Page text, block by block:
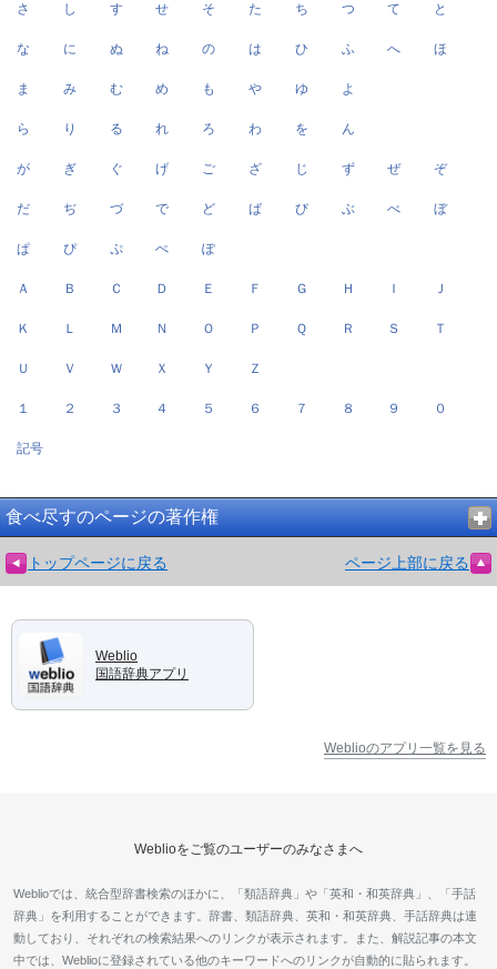
さ し す せ そ た ち つ て と
な に ぬ ね の は ひ ふ へ ほ
ま み む め も や ゆ よ
ら り る れ ろ わ を ん
が ぎ ぐ げ ご ざ じ ず ぜ ぞ
だ ぢ づ で ど ば び ぶ べ ぼ
ぱ ぴ ぷ ぺ ぽ
Ａ Ｂ Ｃ Ｄ Ｅ Ｆ Ｇ Ｈ Ｉ Ｊ
Ｋ Ｌ Ｍ Ｎ Ｏ Ｐ Ｑ Ｒ Ｓ Ｔ
Ｕ Ｖ Ｗ Ｘ Ｙ Ｚ
１ ２ ３ ４ ５ ６ ７ ８ ９ ０
記号
食べ尽すのページの著作権
トップページに戻る ページ上部に戻る
Weblio
国語辞典アプリ
Weblioのアプリ一覧を見る
Weblioをご覧のユーザーのみなさまへ
Weblioでは、統合型辞書検索のほかに、「類語辞典」や「英和・和英辞典」、「手話
辞典」を利用することができます。辞書、類語辞典、英和・和英辞典、手話辞典は連
動しており、それぞれの検索結果へのリンクが表示されます。また、解説記事の本文
中では、Weblioに登録されている他のキーワードへのリンクが自動的に貼られます。